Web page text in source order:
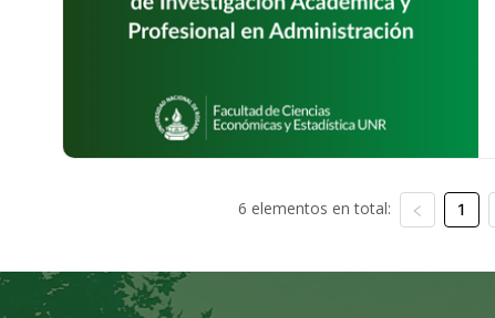
6 elementos en total: 1